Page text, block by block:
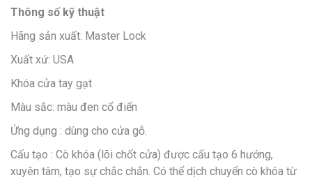
Thông số kỹ thuật
Hãng sản xuất: Master Lock
Xuất xứ: USA
Khóa cửa tay gạt
Màu sắc: màu đen cổ điển
Ứng dụng : dùng cho cửa gỗ.
Cấu tạo : Cò khóa (lõi chốt cửa) được cấu tạo 6 hướng,
xuyên tâm, tạo sự chắc chắn. Có thể dịch chuyển cò khóa từ